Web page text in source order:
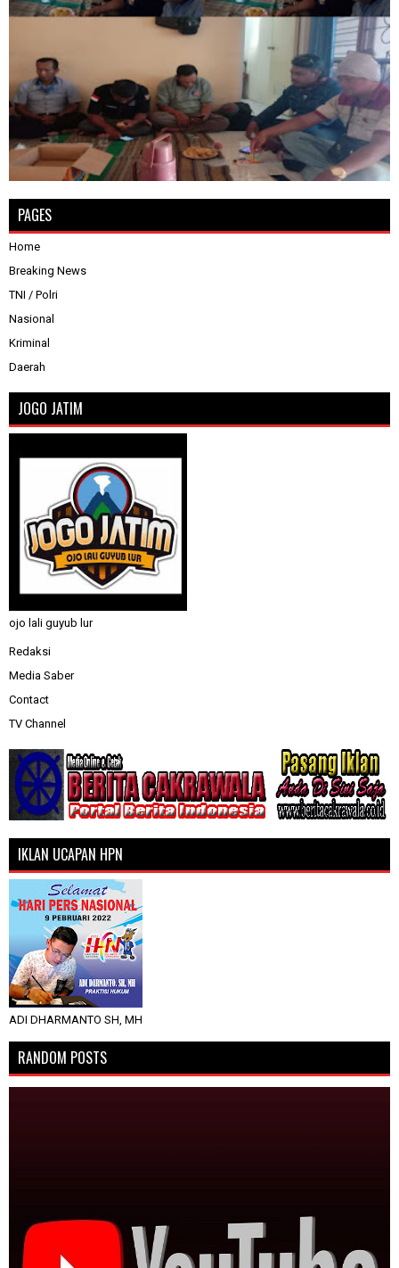
PAGES
Home
Breaking News
TNI / Polri
Nasional
Kriminal
Daerah
JOGO JATIM
ojo lali guyub lur
Redaksi
Media Saber
Contact
TV Channel
IKLAN UCAPAN HPN
ADI DHARMANTO SH, MH
RANDOM POSTS